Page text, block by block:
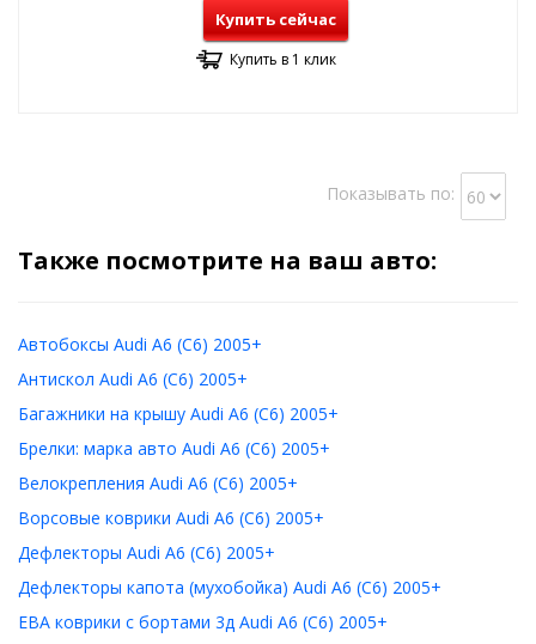
Купить сейчас
Купить в 1 клик
Показывать по:
Также посмотрите на ваш авто:
Автобоксы Audi A6 (C6) 2005+
Антискол Audi A6 (C6) 2005+
Багажники на крышу Audi A6 (C6) 2005+
Брелки: марка авто Audi A6 (C6) 2005+
Велокрепления Audi A6 (C6) 2005+
Ворсовые коврики Audi A6 (C6) 2005+
Дефлекторы Audi A6 (C6) 2005+
Дефлекторы капота (мухобойка) Audi A6 (C6) 2005+
ЕВА коврики с бортами 3д Audi A6 (C6) 2005+